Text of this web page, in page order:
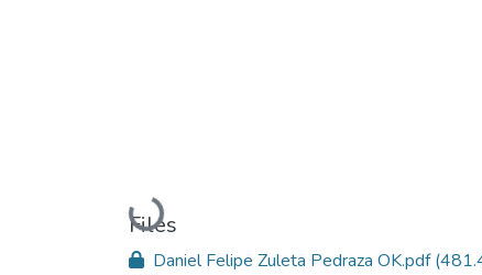
Loading...
Files
Daniel Felipe Zuleta Pedraza OK.pdf